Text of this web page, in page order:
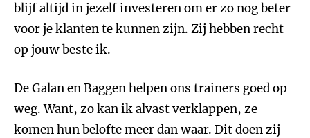
blijf altijd in jezelf investeren om er zo nog beter
voor je klanten te kunnen zijn. Zij hebben recht
op jouw beste ik.
De Galan en Baggen helpen ons trainers goed op
weg. Want, zo kan ik alvast verklappen, ze
komen hun belofte meer dan waar. Dit doen zij